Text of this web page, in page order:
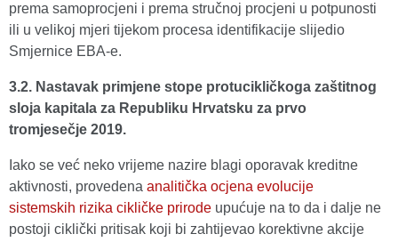
prema samoprocjeni i prema stručnoj procjeni u potpunosti
ili u velikoj mjeri tijekom procesa identifikacije slijedio
Smjernice EBA-e.
3.2. Nastavak primjene stope protucikličkoga zaštitnog
sloja kapitala za Republiku Hrvatsku za prvo
tromjesečje 2019.
Iako se već neko vrijeme nazire blagi oporavak kreditne
aktivnosti, provedena analitička ocjena evolucije
sistemskih rizika cikličke prirode upućuje na to da i dalje ne
postoji ciklički pritisak koji bi zahtijevao korektivne akcije